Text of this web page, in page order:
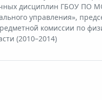
дисциплин ГБОУ ПО
управления»,
комиссии по
(2010–2014)